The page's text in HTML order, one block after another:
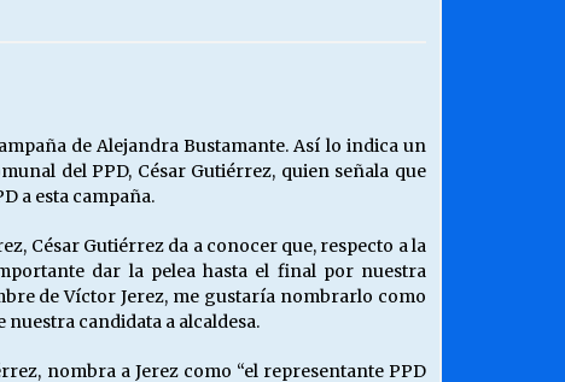
Releyendo la Rerum Novarum a 135
años. “La cuestión social hoy”.
16/05/2026
Chile y sus segmentos de la riqueza
06/04/2026
de Alejandra Bustamante. Así lo indica un
del PPD, César Gutiérrez, quien señala que
a esta campaña.
César Gutiérrez da a conocer que, respecto a la
dar la pelea hasta el final por nuestra
de Víctor Jerez, me gustaría nombrarlo como
candidata a alcaldesa.
nombra a Jerez como “el representante PPD